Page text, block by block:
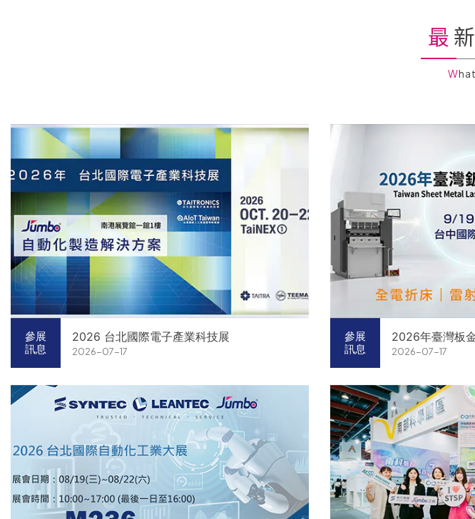
參展
訊息
2026 台北國際電子產業科技展
2026-07-17
參展
訊息
2026年臺灣板
2026-07-17